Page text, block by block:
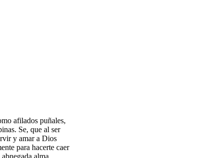
afilados puñales,
Se, que al ser
y amar a Dios
para hacerte caer
alma,